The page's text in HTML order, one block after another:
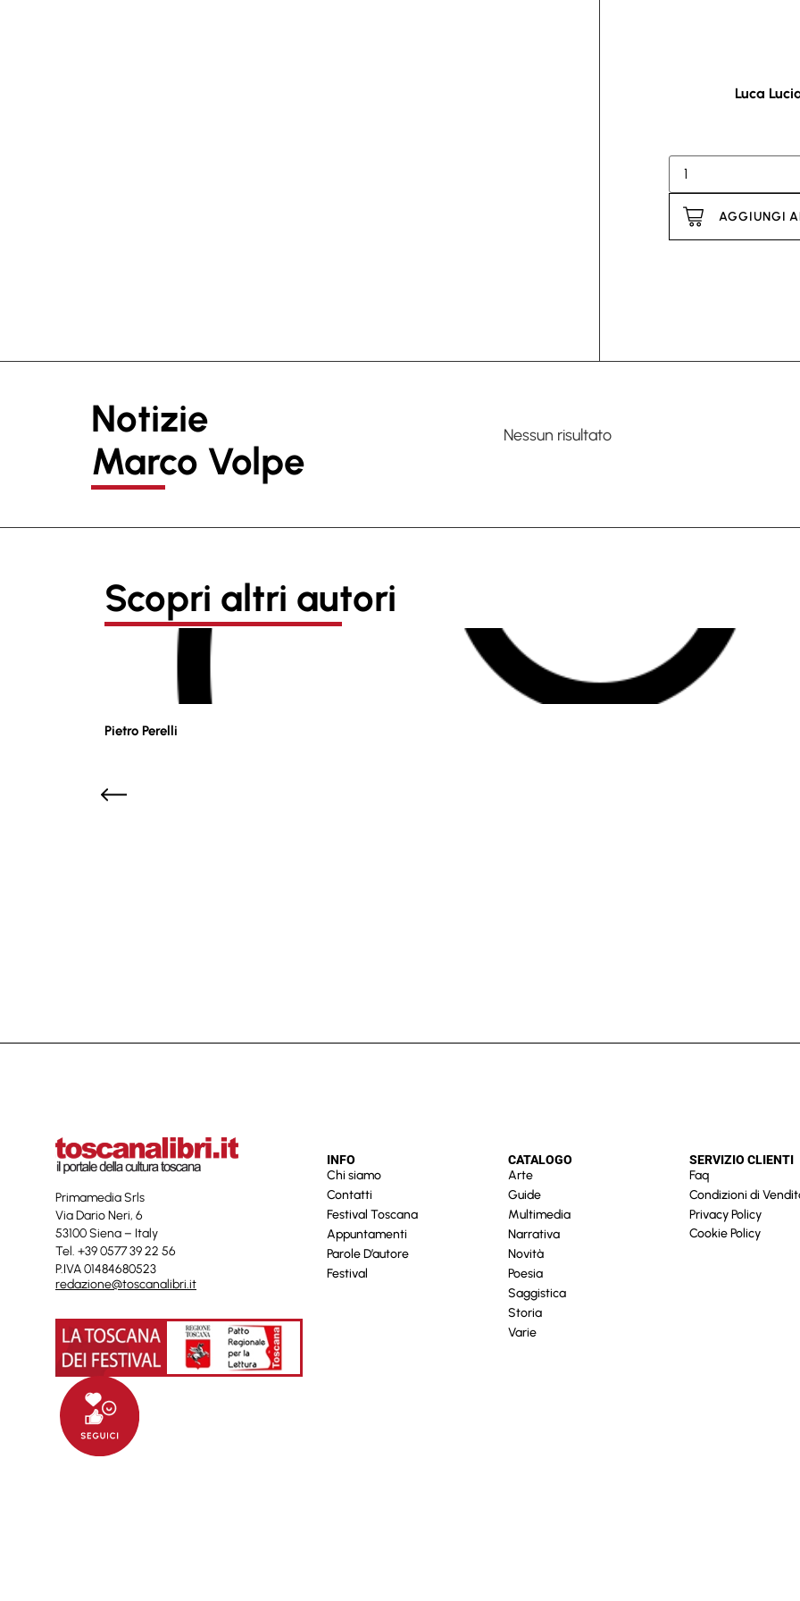
Luca
AGGIUNGI
Notizie
Marco Volpe
Nessun risultato
Scopri altri autori
Pietro Perelli
Primamedia Srls
Via Dario Neri, 6
53100 Siena – Italy
Tel. +39 0577 39 22 56
P.IVA 01484680523
redazione@toscanalibri.it
INFO
Chi siamo
Contatti
Festival Toscana
Appuntamenti
Parole D’autore
Festival
CATALOGO
Arte
Guide
Multimedia
Narrativa
Novità
Poesia
Saggistica
Storia
Varie
SERVIZIO CLIENTI
Faq
Condizioni di
Privacy Policy
Cookie Policy